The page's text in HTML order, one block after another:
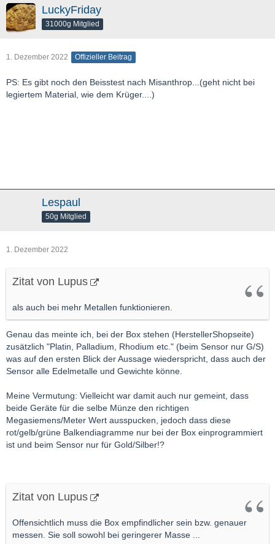
LuckyFriday
31000g Mitglied
1. Dezember 2022 Offizieller Beitrag
PS: Es gibt noch den Beisstest nach Misanthrop...(geht nicht bei
legiertem Material, wie dem Krüger....)
Lespaul
50g Mitglied
1. Dezember 2022
Zitat von Lupus
als auch bei mehr Metallen funktionieren.
Genau das meinte ich, bei der Box stehen (HerstellerShopseite)
zusätzlich "Platin, Palladium, Rhodium etc." (beim Sensor nur G/S)
was auf den ersten Blick der Aussage wiederspricht, dass auch der
Sensor alle Edelmetalle und Gewichte könne.
Meine Vermutung: Vielleicht war damit auch nur gemeint, dass
beide Geräte für die selbe Münze den richtigen
Megasiemens/Meter Wert ausspucken, jedoch dass diese
rot/gelb/grüne Balkendiagramme nur bei der Box einprogrammiert
ist und beim Sensor nur für Gold/Silber!?
Zitat von Lupus
Offensichtlich muss die Box empfindlicher sein bzw. genauer
messen. Sie soll sowohl bei geringerer Masse ...